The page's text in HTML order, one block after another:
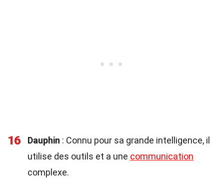
16 Dauphin : Connu pour sa grande intelligence, il
utilise des outils et a une communication
complexe.